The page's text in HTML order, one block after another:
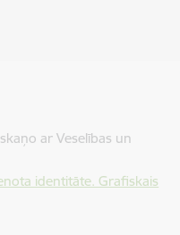
ar Veselības un
identitāte. Grafiskais